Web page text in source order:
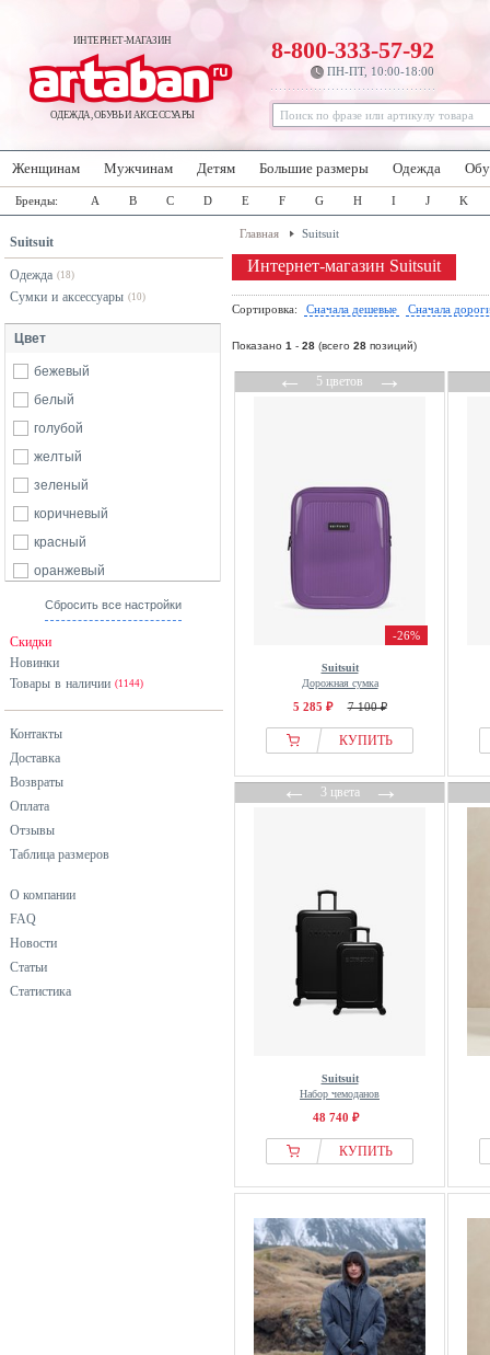
ИНТЕРНЕТ-МАГАЗИН
ОДЕЖДА, ОБУВЬ И АКСЕССУАРЫ
8-800-333-57-92
ПН-ПТ, 10:00-18:00
Женщинам Мужчинам Детям Большие размеры Одежда
Бренды: A B C D E F G H I J K
Suitsuit
Одежда (18)
Сумки и аксессуары (10)
Цвет
бежевый
белый
голубой
желтый
зеленый
коричневый
красный
оранжевый
розовый
фиолетовый
черный
Сбросить все настройки
Скидки
Новинки
Товары в наличии (1144)
Контакты
Доставка
Возвраты
Оплата
Отзывы
Таблица размеров
О компании
FAQ
Новости
Статьи
Статистика
Главная Suitsuit
Интернет-магазин Suitsuit
Сортировка: Сначала дешевые Сначала
Показано 1 - 28 (всего 28 позиций)
←5 цветов→
-26%
Suitsuit
Дорожная сумка
5 285 ₽ 7 100 ₽
КУПИТЬ
←3 цвета→
Suitsuit
Набор чемоданов
48 740 ₽
КУПИТЬ